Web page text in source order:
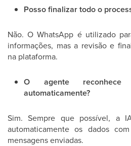
Posso finalizar todo o
Não. O WhatsApp é utilizado
informações, mas a revisão e
na plataforma.
O agente reconhece
automaticamente?
Sim. Sempre que possível, a
automaticamente os dados
mensagens enviadas.